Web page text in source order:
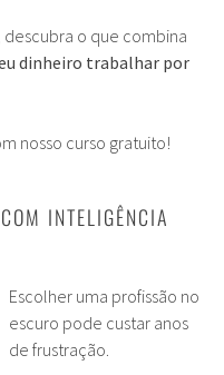
o que combina
dinheiro trabalhar por
nosso curso gratuito!
INTELIGÊNCIA
Escolher uma profissão no
escuro pode custar anos
de frustração.